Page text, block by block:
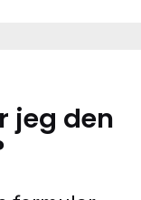
jeg den